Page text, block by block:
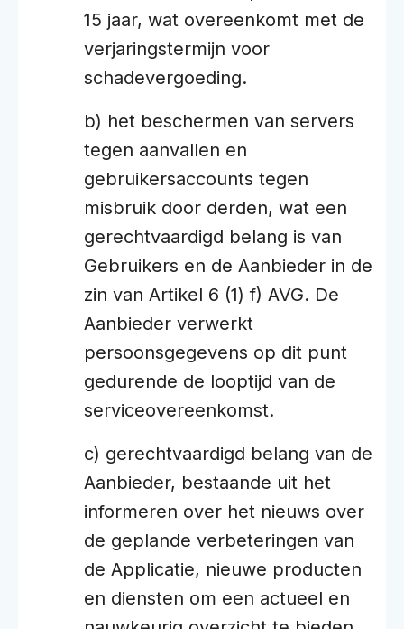
15 jaar, wat overeenkomt met de
verjaringstermijn voor
schadevergoeding.
b) het beschermen van servers
tegen aanvallen en
gebruikersaccounts tegen
misbruik door derden, wat een
gerechtvaardigd belang is van
Gebruikers en de Aanbieder in de
zin van Artikel 6 (1) f) AVG. De
Aanbieder verwerkt
persoonsgegevens op dit punt
gedurende de looptijd van de
serviceovereenkomst.
c) gerechtvaardigd belang van de
Aanbieder, bestaande uit het
informeren over het nieuws over
de geplande verbeteringen van
de Applicatie, nieuwe producten
en diensten om een actueel en